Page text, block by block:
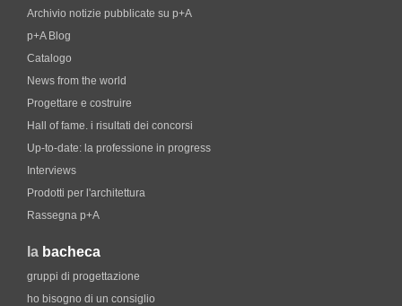
Archivio notizie pubblicate su p+A
p+A Blog
Catalogo
News from the world
Progettare e costruire
Hall of fame. i risultati dei concorsi
Up-to-date: la professione in progress
Interviews
Prodotti per l'architettura
Rassegna p+A
la bacheca
gruppi di progettazione
ho bisogno di un consiglio